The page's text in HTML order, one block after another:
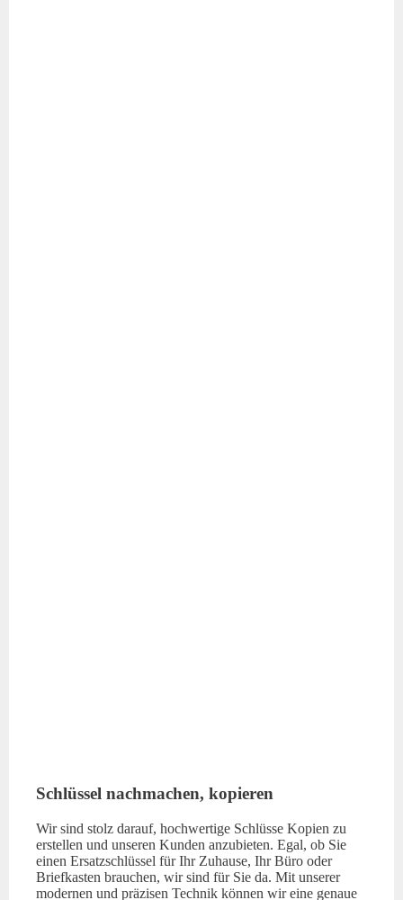
Schlüssel nachmachen, kopieren
Wir sind stolz darauf, hochwertige Schlüsse Kopien zu
erstellen und unseren Kunden anzubieten. Egal, ob Sie
einen Ersatzschlüssel für Ihr Zuhause, Ihr Büro oder
Briefkasten brauchen, wir sind für Sie da. Mit unserer
modernen und präzisen Technik können wir eine genaue